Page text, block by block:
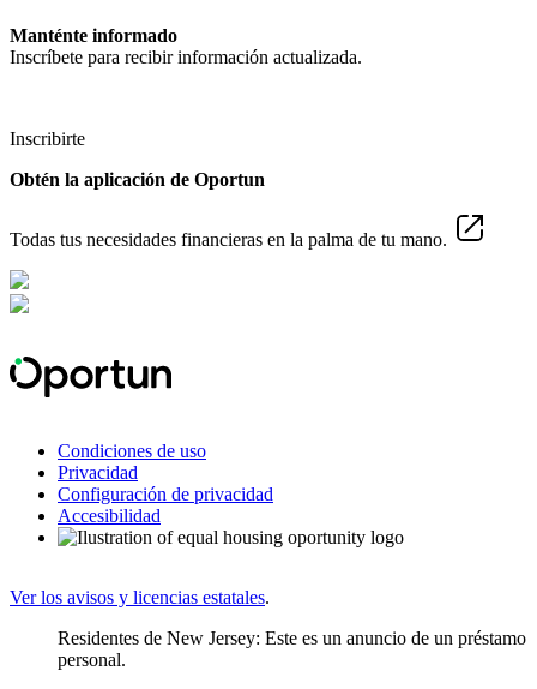
Manténte informado
Inscríbete para recibir información actualizada.
Inscribirte
Obtén la aplicación de Oportun
Todas tus necesidades financieras en la palma de tu mano.
Condiciones de uso
Privacidad
Configuración de privacidad
Accesibilidad
Ver los avisos y licencias estatales.
Residentes de New Jersey: Este es un anuncio de un préstamo
personal.